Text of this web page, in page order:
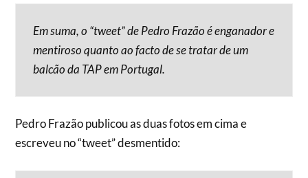
Em suma, o “tweet” de Pedro Frazão é enganador e
mentiroso quanto ao facto de se tratar de um
balcão da TAP em Portugal.
Pedro Frazão publicou as duas fotos em cima e
escreveu no “tweet” desmentido: